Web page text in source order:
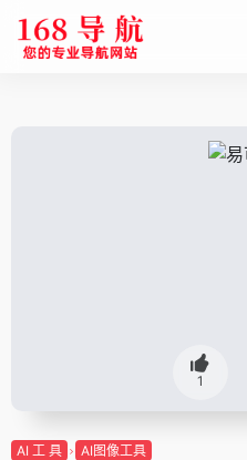
1
AI 工 具 AI图像工具